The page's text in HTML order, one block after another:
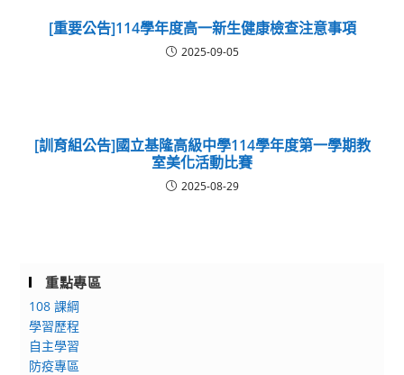
[重要公告]114學年度高一新生健康檢查注意事項
2025-09-05
[訓育組公告]國立基隆高級中學114學年度第一學期教
室美化活動比賽
2025-08-29
重點專區
108 課綱
學習歷程
自主學習
防疫專區